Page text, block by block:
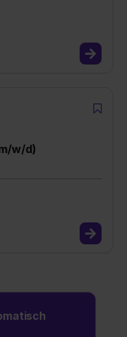
w/d)